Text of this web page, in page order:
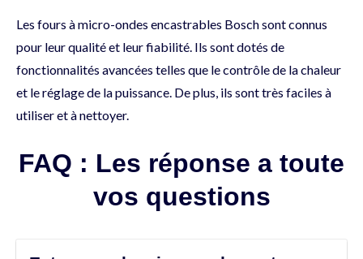
Les fours à micro-ondes encastrables Bosch sont connus
pour leur qualité et leur fiabilité. Ils sont dotés de
fonctionnalités avancées telles que le contrôle de la chaleur
et le réglage de la puissance. De plus, ils sont très faciles à
utiliser et à nettoyer.
FAQ : Les réponse a toute
vos questions